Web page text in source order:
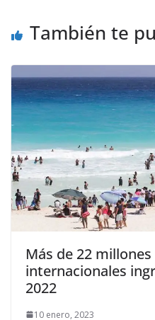
También te
Más de 22
internacionales
2022
10 enero, 2023